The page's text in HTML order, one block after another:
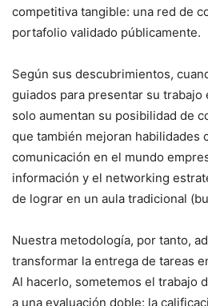
competitiva tangible: una red de
portafolio validado públicamente.
Según sus descubrimientos,
guiados para presentar su trabajo
solo aumentan su posibilidad de
que también mejoran habilidades
comunicación en el mundo
información y el networking
de lograr en un aula tradicional
Nuestra metodología, por tanto,
transformar la entrega de tareas
Al hacerlo, sometemos el trabajo
a una evaluación doble: la